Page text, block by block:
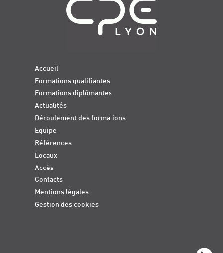
Accueil
Formations qualifiantes
Formations diplômantes
Actualités
Déroulement des formations
Equipe
Références
Locaux
Accès
Contacts
Mentions légales
Gestion des cookies